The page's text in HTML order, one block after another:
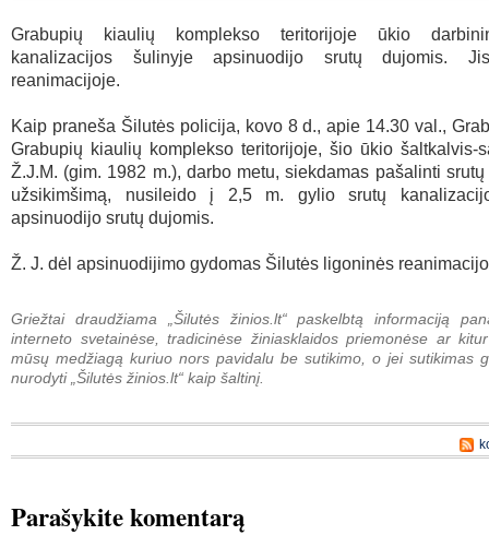
Grabupių kiaulių komplekso teritorijoje ūkio
kanalizacijos šulinyje apsinuodijo srutų dujomis.
reanimacijoje.
Kaip praneša Šilutės policija, kovo 8 d., apie 14.30 val.,
Grabupių kiaulių komplekso teritorijoje, šio ūkio šaltkalvis-
Ž.J.M. (gim. 1982 m.), darbo metu, siekdamas pašalinti
užsikimšimą, nusileido į 2,5 m. gylio srutų
apsinuodijo srutų dujomis.
Ž. J. dėl apsinuodijimo gydomas Šilutės ligoninės
Griežtai draudžiama „Šilutės žinios.lt“ paskelbtą informaciją
interneto svetainėse, tradicinėse žiniasklaidos priemonėse ar
mūsų medžiagą kuriuo nors pavidalu be sutikimo, o jei sutikimas
nurodyti „Šilutės žinios.lt“ kaip šaltinį.
Parašykite komentarą